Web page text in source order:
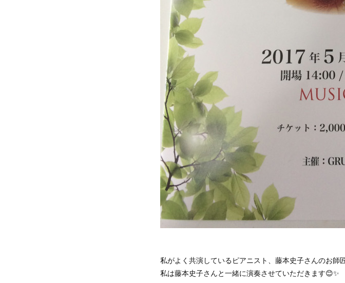
私がよく共演しているピアニスト、藤本史子さんのお
私は藤本史子さんと一緒に演奏させていただきます😊✨